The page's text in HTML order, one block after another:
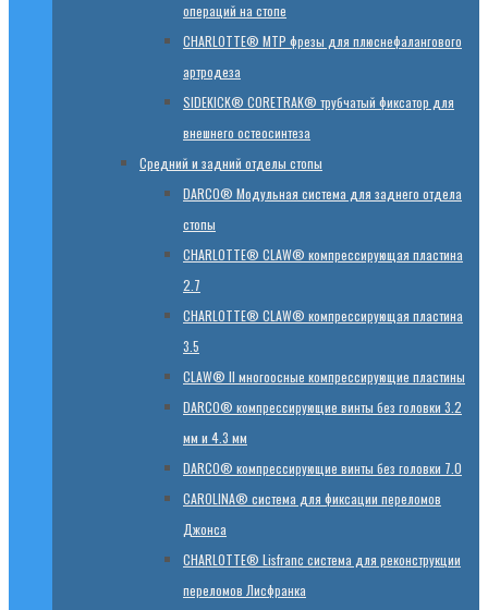
операций на стопе
CHARLOTTE® MTP фрезы для плюснефалангового
артродеза
SIDEKICK® CORETRAK® трубчатый фиксатор для
внешнего остеосинтеза
Средний и задний отделы стопы
DARCO® Модульная система для заднего отдела
стопы
CHARLOTTE® CLAW® компрессирующая пластина
2.7
CHARLOTTE® CLAW® компрессирующая пластина
3.5
CLAW® II многоосные компрессирующие пластины
DARCO® компрессирующие винты без головки 3.2
мм и 4.3 мм
DARCO® компрессирующие винты без головки 7.0
CAROLINA® система для фиксации переломов
Джонса
CHARLOTTE® Lisfranc система для реконструкции
переломов Лисфранка